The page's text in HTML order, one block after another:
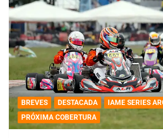
BREVES DESTACADA
IAME SERIES
PRÓXIMA COBERTURA